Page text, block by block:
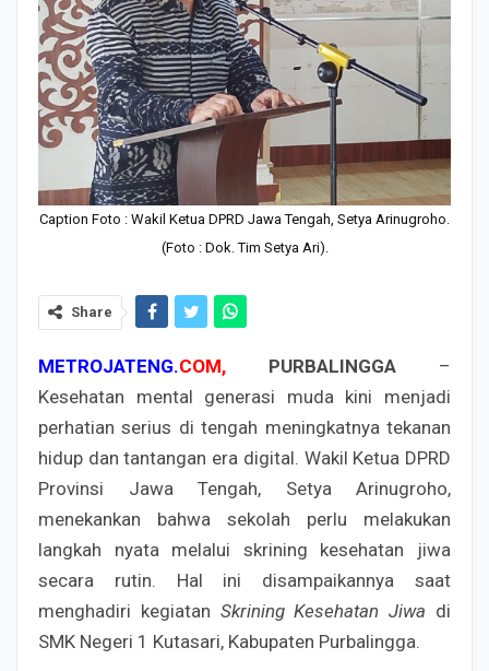
Caption Foto : Wakil Ketua DPRD Jawa Tengah, Setya Arinugroho.
(Foto : Dok. Tim Setya Ari).
Share
METROJATENG.COM, PURBALINGGA –
Kesehatan mental generasi muda kini menjadi
perhatian serius di tengah meningkatnya tekanan
hidup dan tantangan era digital. Wakil Ketua DPRD
Provinsi Jawa Tengah, Setya Arinugroho,
menekankan bahwa sekolah perlu melakukan
langkah nyata melalui skrining kesehatan jiwa
secara rutin. Hal ini disampaikannya saat
menghadiri kegiatan Skrining Kesehatan Jiwa di
SMK Negeri 1 Kutasari, Kabupaten Purbalingga.